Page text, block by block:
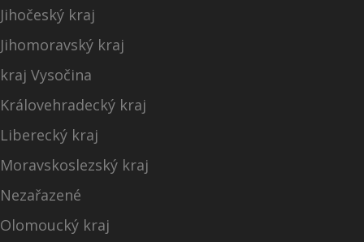
Jihočeský kraj
Jihomoravský kraj
kraj Vysočina
Královehradecký kraj
Liberecký kraj
Moravskoslezský kraj
Nezařazené
Olomoucký kraj